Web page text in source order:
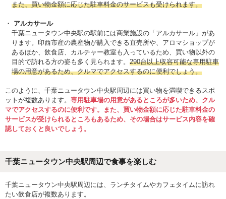
また、買い物金額に応じた駐車料金のサービスも受けられます。
アルカサール
千葉ニュータウン中央駅の駅前には商業施設の「アルカサール」があ
ります。印西市産の農産物が購入できる直売所や、アロマショップが
あるほか、飲食店、カルチャー教室も入っているため、買い物以外の
目的で訪れる方の姿も多く見られます。 290台以上収容可能な専用駐車
場の用意があるため、クルマでアクセスするのに便利でしょう。
このように、千葉ニュータウン中央駅周辺には買い物を満喫できるスポ
ットが複数あります。 専用駐車場の用意があるところが多いため、クル
マでアクセスするのに便利です。また、買い物金額に応じた駐車料金の
サービスが受けられるところもあるため、その場合はサービス内容を確
認しておくと良いでしょう。
千葉ニュータウン中央駅周辺で食事を楽しむ
千葉ニュータウン中央駅周辺には、ランチタイムやカフェタイムに訪れ
たい飲食店が複数あります。